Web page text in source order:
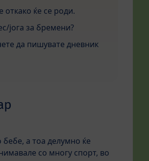
ќе се роди.
јога за бремени?
да пишувате дневник
а тоа делумно ќе
со многу спорт, во